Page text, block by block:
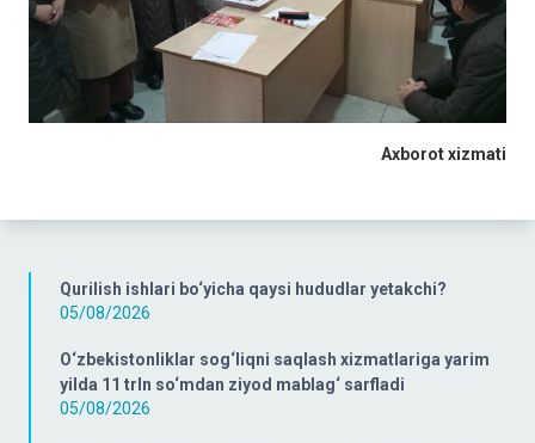
Qurilish ishlari bo‘yicha qaysi hududlar yetakchi?
05/08/2026
O‘zbekistonliklar sog‘liqni saqlash xizmatlariga yarim
yilda 11 trln so‘mdan ziyod mablag‘ sarfladi
05/08/2026
Axborot xizmati